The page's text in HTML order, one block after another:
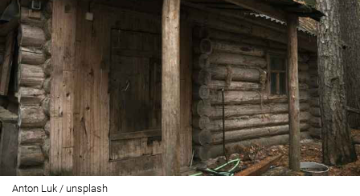
Anton Luk / unsplash